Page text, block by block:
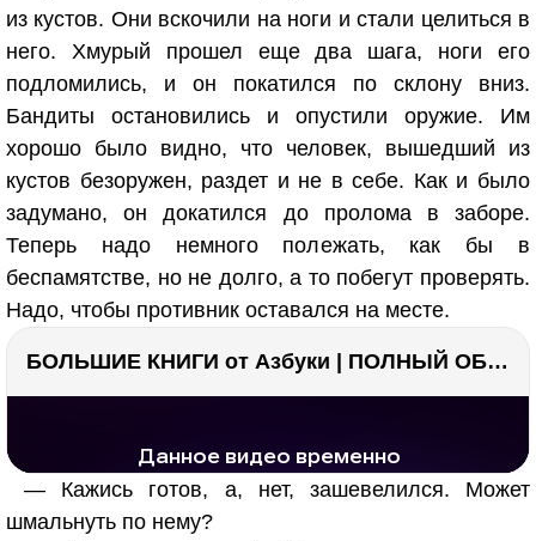
из кустов. Они вскочили на ноги и стали целиться в
него. Хмурый прошел еще два шага, ноги его
подломились, и он покатился по склону вниз.
Бандиты остановились и опустили оружие. Им
хорошо было видно, что человек, вышедший из
кустов безоружен, раздет и не в себе. Как и было
задумано, он докатился до пролома в заборе.
Теперь надо немного полежать, как бы в
беспамятстве, но не долго, а то побегут проверять.
Надо, чтобы противник оставался на месте.
БОЛЬШИЕ КНИГИ от Азбуки | ПОЛНЫЙ ОБЗОР | Моя коллекция 20+ книг ??
— Кажись готов, а, нет, зашевелился. Может
шмальнуть по нему?